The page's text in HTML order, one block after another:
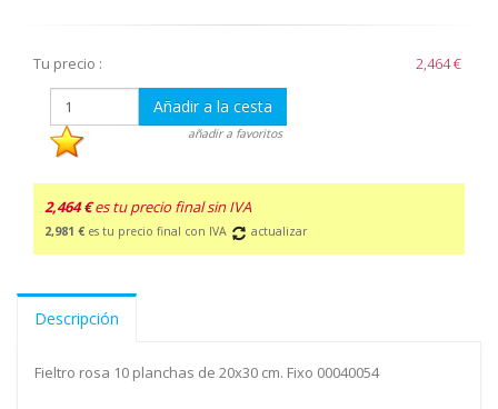
Tu precio : 2,464 €
Añadir a la cesta
añadir a favoritos
2,464 € es tu precio final sin IVA
2,981 € es tu precio final con IVA actualizar
Descripción
Fieltro rosa 10 planchas de 20x30 cm. Fixo 00040054